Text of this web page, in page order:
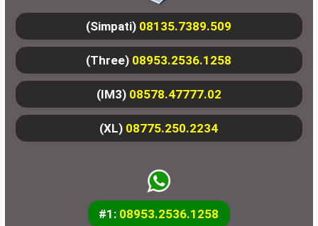
(Simpati) 08135.7389.509
(Three) 08953.2536.1258
(IM3) 08578.47777.02
(XL) 08775.250.2234
#1: 08953.2536.1258